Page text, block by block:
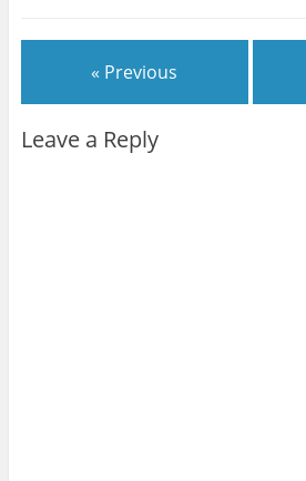
« Previous
Leave a Reply